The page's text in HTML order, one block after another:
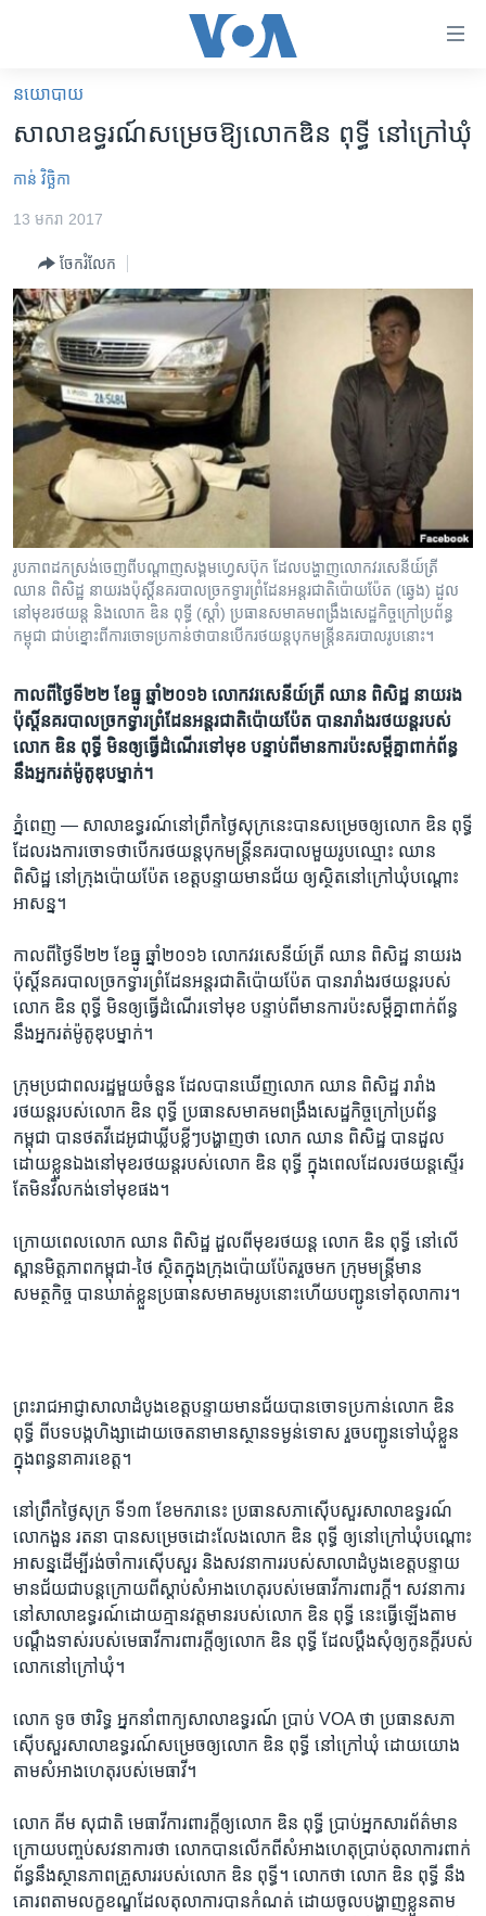
គេហទំព័រ​
ទាក់ទង
និង​
ទៅ​​
តែ​
ម្តង
រំលង​
និង​
រចនា
សម្ព័ន្ធ​
រំលង​
និង​
ចូល​
ទៅ​
កាន់​
ស្វែង​
រក
អាមេរិក
ចិន
ហេឡូវីអូអេ
កម្ពុជាច្នៃប្រតិដ្ឋ
ព្រឹត្តិការណ៍ព័ត៌មាន
ទូរទស្សន៍ / វីដេអូ​
វិទ្យុ / ផតខាសថ៍
កម្មវិធីទាំងអស់
Khmer English
បណ្តាញ​សង្គម
ភាសា
នយោបាយ
សាលា​ឧទ្ធរណ៍​សម្រេច​ឱ្យ​លោក​ឌិន ពុទ្ធី ​នៅក្រៅ​ឃុំ
កាន់ វិច្ឆិកា
13 មករា 2017
ចែករំលែក
រូបភាព​ដក​ស្រង់​ចេញ​ពី​បណ្តាញ​សង្គម​ហ្វេសប៊ុក ដែល​បង្ហាញ​លោក​វរសេនីយ៍​ត្រី​
ឈាន​ ពិសិដ្ឋ​ នាយ​រង​ប៉ុស្តិ៍​នគរបាល​ច្រក​ទ្វារ​ព្រំដែន​អន្តរជាតិ​ប៉ោយប៉ែត (ឆ្វេង) ដួល​
នៅ​មុខ​រថយន្ត និង​លោក​ ឌិន​ ពុទ្ធី​ (ស្តាំ) ប្រធាន​សមាគម​ពង្រឹង​សេដ្ឋកិច្ច​ក្រៅ​ប្រព័ន្ធ​
កម្ពុជា ជាប់​ខ្នោះ​ពី​ការ​ចោទ​ប្រកាន់​ថា​បាន​បើករថ​យន្ត​បុក​មន្ត្រី​នគរបាល​រូប​នោះ។
កាល​ពី​ថ្ងៃ​ទី២២​ ខែធ្នូ​ ឆ្នាំ​២០១៦ ​លោក​វរសេនីយ៍​ត្រី​ ឈាន​ ពិសិដ្ឋ​ នាយ​រង​
ប៉ុស្តិ៍​នគរបាល​ច្រក​ទ្វារ​ព្រំដែន​អន្តរជាតិ​ប៉ោយប៉ែត​ បាន​រារាំង​រថយន្ត​របស់​
លោក ឌិន ពុទ្ធី មិន​ឲ្យ​ធ្វើ​ដំណើរ​ទៅមុខ​ បន្ទាប់​ពី​មាន​ការ​ប៉ះ​សម្ដី​គ្នា​ពាក់​ព័ន្ធ​
នឹង​អ្នក​រត់​ម៉ូតូ​ឌុប​ម្នាក់។
ភ្នំពេញ — សាលា​ឧទ្ធរណ៍​នៅ​ព្រឹក​ថ្ងៃ​សុក្រ​នេះ​បាន​សម្រេច​ឲ្យ​លោក ឌិន ពុទ្ធី
​ដែល​រង​ការ​ចោទ​ថា​បើករថ​យន្ត​បុក​ម​ន្ត្រី​នគរបាល​មួយ​រូប​ឈ្មោះ ឈាន
ពិសិដ្ឋ ​នៅ​ក្រុង​ប៉ោយប៉ែត ខេត្ត​បន្ទាយមានជ័យ ​ឲ្យ​ស្ថិត​នៅ​ក្រៅ​ឃុំ​បណ្តោះ​
អាសន្ន។
កាល​ពី​ថ្ងៃ​ទី២២​ ខែធ្នូ​ ឆ្នាំ​២០១៦ ​លោក​វរសេនីយ៍​ត្រី​ ឈាន​ ពិសិដ្ឋ​ នាយ​រង​
ប៉ុស្តិ៍​នគរបាល​ច្រក​ទ្វារ​ព្រំដែន​អន្តរជាតិ​ប៉ោយប៉ែត​ បាន​រារាំង​រថយន្ត​របស់​
លោក ឌិន ពុទ្ធី មិន​ឲ្យ​ធ្វើ​ដំណើរ​ទៅមុខ​ បន្ទាប់​ពី​មាន​ការ​ប៉ះ​សម្ដី​គ្នា​ពាក់​ព័ន្ធ​
នឹង​អ្នក​រត់​ម៉ូតូ​ឌុប​ម្នាក់។​
ក្រុម​ប្រជា​ពលរដ្ឋ​មួយ​ចំនួន​ ដែល​បាន​ឃើញ​លោក​ ឈាន ពិសិដ្ឋ ​រារាំង​
រថយន្ត​របស់​លោក​ ឌិន​ ពុទ្ធី​ ប្រធាន​សមាគម​ពង្រឹង​សេដ្ឋកិច្ច​ក្រៅ​ប្រព័ន្ធ​
កម្ពុជា ​បាន​ថត​វីដេអូ​ជា​ឃ្លីប​ខ្លីៗ​បង្ហាញ​ថា​ លោក​ ឈាន​ ពិសិដ្ឋ​ បាន​ដួល​
ដោយ​ខ្លួនឯង​នៅ​មុខ​រថយន្ត​របស់​លោក​ ឌិន​ ពុទ្ធី ​ក្នុងពេល​ដែល​រថយន្ត​ស្ទើរ​
តែ​មិន​វិលកង់​ទៅមុខ​ផង។
ក្រោយ​ពេល​លោក ឈាន​ ពិសិដ្ឋ ដួល​ពី​មុខ​រថយន្ត​ លោក ឌិន ពុទ្ធី​ នៅ​លើ​
ស្ពាន​មិត្ត​ភាព​កម្ពុជា​-ថៃ​ ស្ថិត​ក្នុង​ក្រុង​ប៉ោយប៉ែត​រួច​មក​ ក្រុម​មន្ត្រី​មាន​
សមត្ថកិច្ច​ បាន​ឃាត់​ខ្លួន​ប្រធាន​សមាគម​រូប​នោះ​ហើយ​បញ្ជូន​ទៅ​តុលាការ។
ព្រះ​រាជ​អាជ្ញា​សាលា​ដំបូង​ខេត្ត​បន្ទាយមានជ័យ​បាន​ចោទ​ប្រកាន់​លោក ឌិន​
ពុទ្ធី ពី​បទ​បង្ក​ហិង្សា​ដោយ​ចេតនា​មាន​ស្ថាន​ទម្ងន់​ទោស​ រួច​បញ្ជូន​ទៅ​ឃុំ​ខ្លួន​
ក្នុង​ពន្ធនាគារ​ខេត្ត។​
នៅ​ព្រឹក​ថ្ងៃ​សុក្រ ទី​១៣ ខែ​មករា​នេះ ​ប្រធាន​សភា​ស៊ើបសួរ​សាលា​ឧទ្ធរណ៍ ​
លោកងួន រតនា ​បាន​សម្រេច​ដោះលែង​លោក ឌិន ពុទ្ធី ​ឲ្យ​នៅ​ក្រៅ​ឃុំ​បណ្តោះ​
អាសន្ន​ដើម្បី​រង់ចាំ​ការ​ស៊ើបសួរ ​និង​សវនាការ​របស់​សាលា​ដំបូង​ខេត្ត​បន្ទាយ
មានជ័យ​ជា​បន្ត​ក្រោយ​ពី​ស្តាប់​សំអាង​ហេតុ​របស់​មេធាវី​ការពារ​ក្តី។ ​សវនាការ​
នៅ​សាលា​ឧទ្ធរណ៍​ដោយ​គ្មាន​វត្តមាន​របស់​លោក ឌិន ពុទ្ធី ​នេះ​ធ្វើ​ឡើង​តាម​
បណ្តឹង​ទាស់​របស់​មេធាវី​ការពារ​ក្តី​ឲ្យ​លោក ឌិន ពុទ្ធី​ ដែល​ប្តឹងសុំ​ឲ្យ​កូន​ក្តី​របស់​
លោក​នៅ​ក្រៅ​ឃុំ។
លោក ទូច ថារិទ្ធ​ អ្នក​នាំពាក្យ​សាលា​ឧទ្ធរណ៍ ​ប្រាប់​ VOA​ ថា ​ប្រធាន​សភា​
ស៊ើបសួរ​សាលា​ឧទ្ធរណ៍​សម្រេច​ឲ្យ​លោក ឌិន ពុទ្ធី នៅ​ក្រៅ​ឃុំ ដោយ​យោង​
តាម​សំអាង​ហេតុ​របស់​មេធាវី។​
លោក គីម សុជាតិ ​មេធាវី​ការពារក្តី​ឲ្យ​លោក ឌិន ពុទ្ធី ប្រាប់​អ្នក​សារព័ត៌មាន​
ក្រោយ​បញ្ចប់​សវនាការ​ថា​ លោក​បាន​លើក​ពី​សំអាង​ហេតុ​ប្រាប់​តុលាការ​ពាក់
ព័ន្ធ​នឹង​ស្ថានភាព​គ្រួសារ​របស់​លោក ឌិន ពុទ្ធី។ លោកថា ​លោក ឌិន ពុទ្ធី​ នឹង​
គោរព​តាម​លក្ខខណ្ឌ​ដែល​តុលាការ​បាន​កំណត់​ ដោយ​ចូល​បង្ហាញ​ខ្លួន​តាម​